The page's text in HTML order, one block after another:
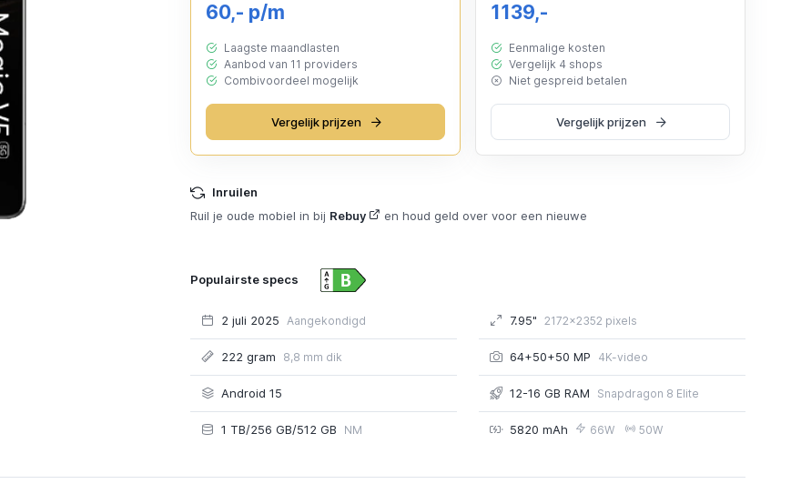
60,- p/m
Laagste maandlasten
Aanbod van 11 providers
Combivoordeel mogelijk
Vergelijk prijzen
1139,-
Eenmalige kosten
Vergelijk 4 shops
Niet gespreid betalen
Vergelijk prijzen
Inruilen
Ruil je oude mobiel in bij Rebuy en houd geld over voor een nieuwe
Populairste specs
2 juli 2025 Aangekondigd
222 gram 8,8 mm dik
Android 15
1 TB/256 GB/512 GB NM
7.95" 2172x2352 pixels
64+50+50 MP 4K-video
12-16 GB RAM Snapdragon 8 Elite
5820 mAh 66W 50W